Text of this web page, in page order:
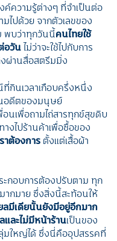
ค์ความรู้ต่างๆ ที่จำเป็นต่อ
ไปด้วย จากตัวเลขของ
พบว่าทุกวันนี้คนไทยใช้
อวันไม่ว่าจะใช้ไปกับการ
งผ่านสื่อสตรีมมิ่ง
กินเวลาเกือบครึ่งหนึ่ง
อดีตของมนุษย์
อนเพื่อถามไถ่สารทุกข์สุขดิบ
งไปร้านค้าเพื่อซื้อของ
าต้องการ ตั้งแต่เสื้อผ้า
กอบการต้องปรับตาม ทุก
ากมาย ซึ่งสิ่งนี้สะท้อนให้
ลมีเดียนั้นยังมีอยู่อีกมาก
และไม่มีหน้าร้านเป็นของ
ลุ่มใหญ่ได้ ซึ่งนี่คืออุปสรรคที่